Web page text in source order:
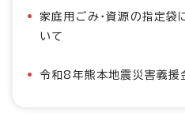
家庭用ごみ・資源の指定袋
いて
令和8年熊本地震災害義援